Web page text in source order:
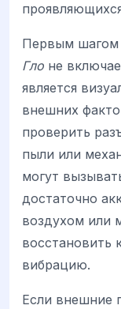
Первым шагом
Гло не
является
внешних
проверить
пыли или
могут
достаточно
воздухом или
восстановить
вибрацию.
Если внешние